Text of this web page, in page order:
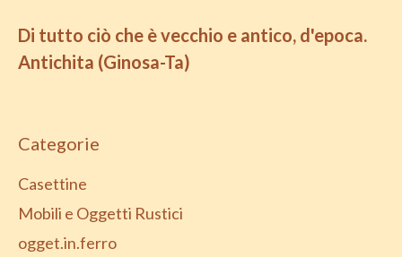
Di tutto ciò che è vecchio e antico, d'epoca.
Antichita (Ginosa-Ta)
Categorie
Casettine
Mobili e Oggetti Rustici
ogget.in.ferro